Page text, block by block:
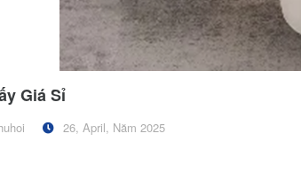
Giá Sỉ
26, April, Năm 2025